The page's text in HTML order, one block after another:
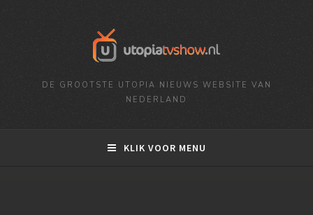
DE GROOTSTE UTOPIA NIEUWS WEBSITE VAN
NEDERLAND
KLIK VOOR MENU